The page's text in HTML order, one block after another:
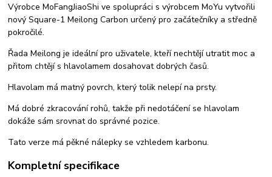
Výrobce MoFangJiaoShi ve spolupráci s výrobcem MoYu vytvořili
nový Square-1 Meilong Carbon určený pro začátečníky a středně
pokročilé.
Řada Meilong je ideální pro uživatele, kteří nechtějí utratit moc a
přitom chtějí s hlavolamem dosahovat dobrých časů.
Hlavolam má matný povrch, který tolik nelepí na prsty.
Má dobré zkracování rohů, takže při nedotáčení se hlavolam
dokáže sám srovnat do správné pozice.
Tato verze má pěkné nálepky se vzhledem karbonu.
Kompletní specifikace